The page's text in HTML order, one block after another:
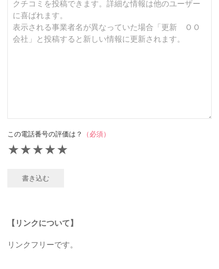
この電話番号の評価は？ （必須）
★
★
★
★
★
書き込む
【リンクについて】
リンクフリーです。